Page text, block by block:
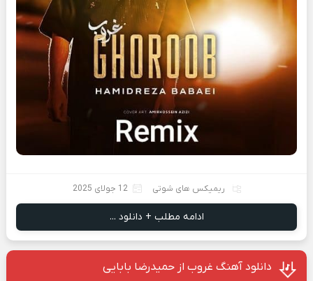
ریمیکس های شوتی 12 جولای 2025
ادامه مطلب + دانلود ...
دانلود آهنگ غروب از حمیدرضا بابایی